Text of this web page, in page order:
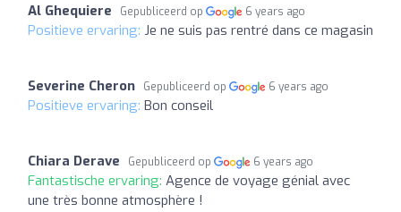
Al Ghequiere Gepubliceerd op 6 years ago
Positieve ervaring: Je ne suis pas rentré dans ce magasin
Severine Cheron Gepubliceerd op 6 years ago
Positieve ervaring: Bon conseil
Chiara Derave Gepubliceerd op 6 years ago
Fantastische ervaring: Agence de voyage génial avec
une très bonne atmosphère !